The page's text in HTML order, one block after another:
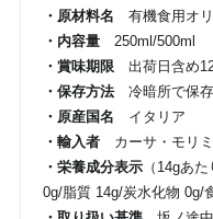
・原材料名 有機食用オ
・内容量250ml/500ml
・賞味期限 出荷日含め
・保存方法冷暗所で保存
・原産国名 イタリア
・輸入者カーサ・モリミ
・栄養成分表示（14gあ
0g/脂質 14g/炭水化物 0g/